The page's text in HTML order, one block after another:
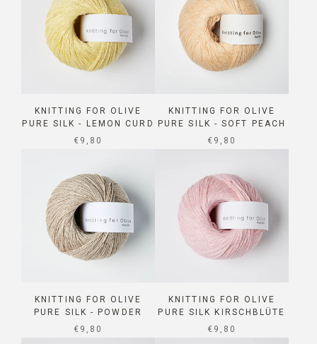
KNITTING FOR OLIVE
PURE SILK - LEMON CURD
SALE PRICE
€9,80
KNITTING FOR OLIVE
PURE SILK - SOFT PEACH
SALE PRICE
€9,80
KNITTING FOR OLIVE
PURE SILK - POWDER
SALE PRICE
€9,80
KNITTING FOR OLIVE
PURE SILK KIRSCHBLÜTE
SALE PRICE
€9,80